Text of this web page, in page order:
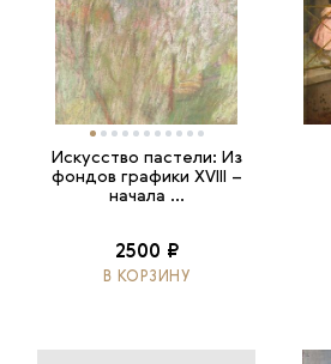
Искусство пастели: Из
фондов графики XVIII –
начала ...
2500 ₽
В КОРЗИНУ